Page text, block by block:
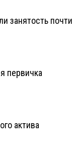
занятость почти
первичка
актива